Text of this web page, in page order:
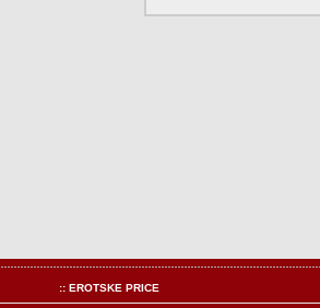
:: EROTSKE PRICE